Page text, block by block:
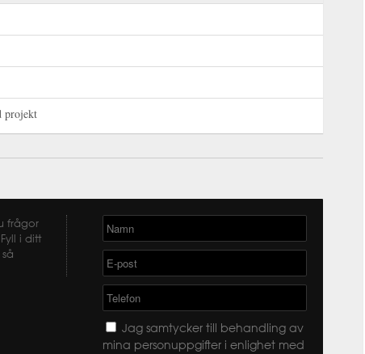
projekt
frågor
i ditt
Jag samtycker till behandling av
mina personuppgifter i enlighet med